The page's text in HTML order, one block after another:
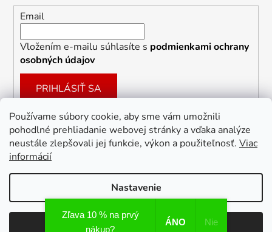
Používame súbory cookie, aby sme vám umožnili
pohodlné prehliadanie webovej stránky a vďaka analýze
neustále zlepšovali jej funkcie, výkon a použiteľnosť. Viac
informácií
Nastavenie
Odmietnuť Súhlasím
Email
Vložením e-mailu súhlasíte s podmienkami ochrany
osobných údajov
PRIHLÁSIŤ SA
Facebook
Vytvoril Shoptet
Zľava 10 % na prvý
nákup?
ÁNO Nie